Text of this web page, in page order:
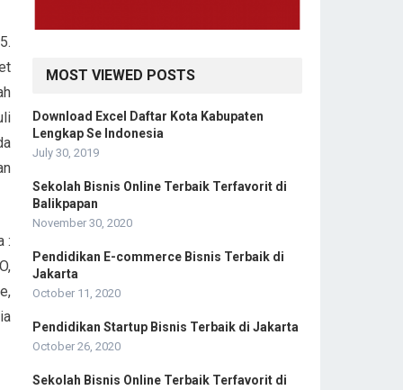
:
MOST VIEWED POSTS
Download Excel Daftar Kota Kabupaten
Lengkap Se Indonesia
July 30, 2019
Sekolah Bisnis Online Terbaik Terfavorit di
Balikpapan
November 30, 2020
Pendidikan E-commerce Bisnis Terbaik di
Jakarta
October 11, 2020
Pendidikan Startup Bisnis Terbaik di Jakarta
October 26, 2020
Sekolah Bisnis Online Terbaik Terfavorit di